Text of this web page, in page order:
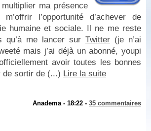
multiplier ma présence
l’opportunité d’achever de
humaine et sociale. Il ne me reste
qu’à me lancer sur Twitter (je n’ai
mais j’ai déjà un abonné, youpi
avoir toutes les bonnes
de sortir de (...) Lire la suite
Anadema - 18:22 - 35 commentaires